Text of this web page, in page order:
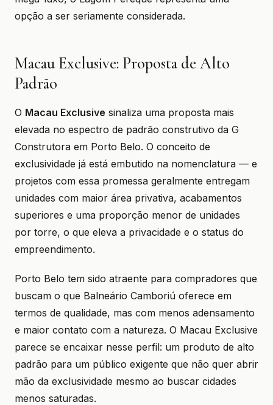
opção a ser seriamente considerada.
Macau Exclusive: Proposta de Alto
Padrão
O Macau Exclusive sinaliza uma proposta mais
elevada no espectro de padrão construtivo da G
Construtora em Porto Belo. O conceito de
exclusividade já está embutido na nomenclatura — e
projetos com essa promessa geralmente entregam
unidades com maior área privativa, acabamentos
superiores e uma proporção menor de unidades
por torre, o que eleva a privacidade e o status do
empreendimento.
Porto Belo tem sido atraente para compradores que
buscam o que Balneário Camboriú oferece em
termos de qualidade, mas com menos adensamento
e maior contato com a natureza. O Macau Exclusive
parece se encaixar nesse perfil: um produto de alto
padrão para um público exigente que não quer abrir
mão da exclusividade mesmo ao buscar cidades
menos saturadas.